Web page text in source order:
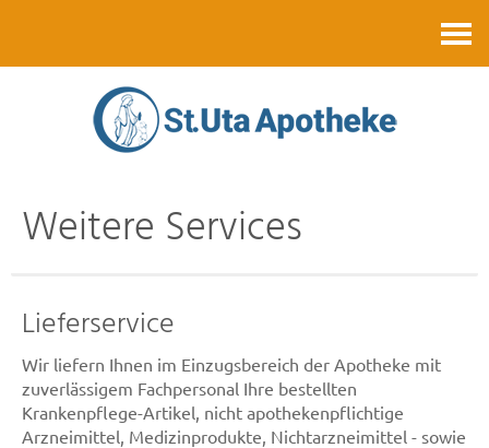
Weitere Services
Lieferservice
Wir liefern Ihnen im Einzugsbereich der Apotheke mit
zuverlässigem Fachpersonal Ihre bestellten
Krankenpflege-Artikel, nicht apothekenpflichtige
Arzneimittel, Medizinprodukte, Nichtarzneimittel - sowie